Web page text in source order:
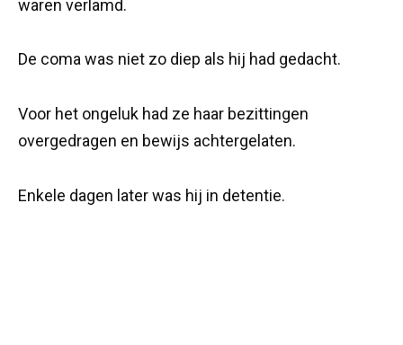
waren verlamd.
De coma was niet zo diep als hij had gedacht.
Voor het ongeluk had ze haar bezittingen
overgedragen en bewijs achtergelaten.
Enkele dagen later was hij in detentie.